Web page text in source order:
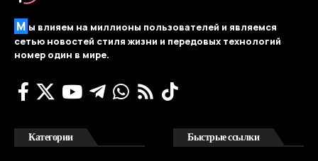
М ы влияем на миллионы пользователей и являемся
сетью новостей стиля жизни и передовых технологий
номер один в мире.
Категории Быстрые ссылки